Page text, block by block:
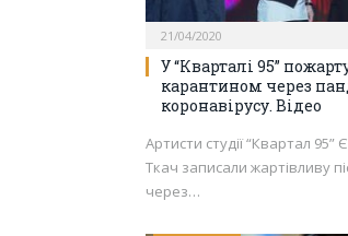
21/04/2020
У “Кварталі 95”
карантином через
коронавірусу. Відео
Артисти студії “Квартал
Ткач записали жартівливу
через…